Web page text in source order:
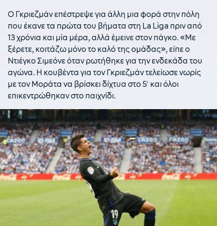
Ο Γκριεζμάν επέστρεψε για άλλη μια φορά στην πόλη
που έκανε τα πρώτα του βήματα στη La Liga πριν από
13 χρόνια και μία μέρα, αλλά έμεινε στον πάγκο. «Με
ξέρετε, κοιτάζω μόνο το καλό της ομάδας», είπε ο
Ντιέγκο Σιμεόνε όταν ρωτήθηκε για την ενδεκάδα του
αγώνα. Η κουβέντα για τον Γκριεζμάν τελείωσε νωρίς
με τον Μοράτα να βρίσκει δίχτυα στο 5′ και όλοι
επικεντρώθηκαν στο παιχνίδι.